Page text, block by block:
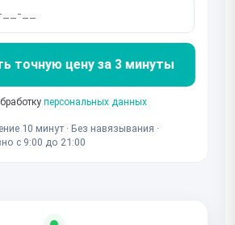
точную цену за 3 минуты
персональных данных
10 минут · Без навязывания ·
с 9:00 до 21:00